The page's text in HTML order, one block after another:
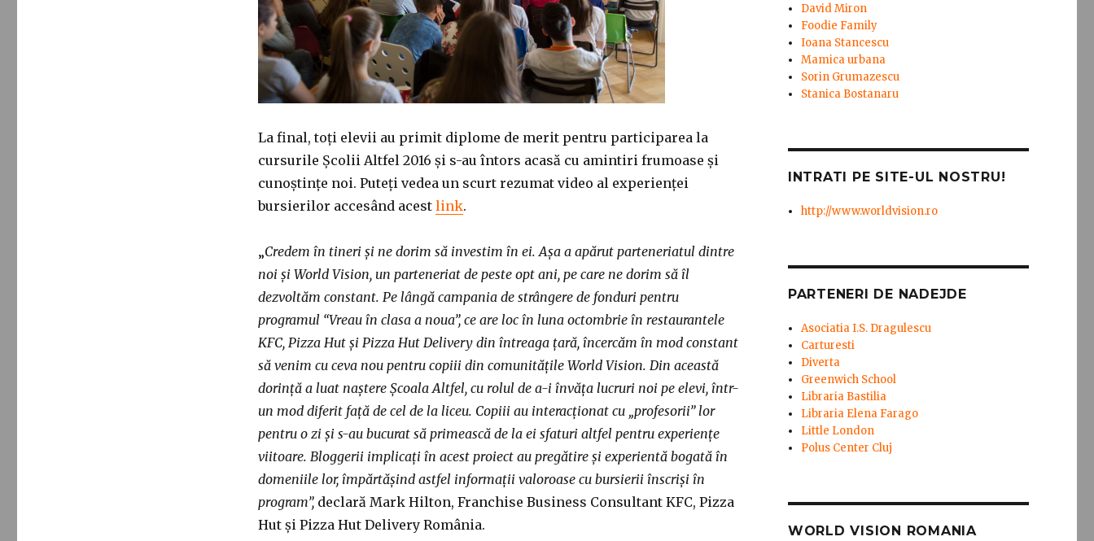
La final, toți elevii au primit diplome de merit pentru participarea la
cursurile Școlii Altfel 2016 și s-au întors acasă cu amintiri frumoase și
cunoștințe noi. Puteți vedea un scurt rezumat video al experienței
bursierilor accesând acest link.
„Credem în tineri și ne dorim să investim în ei. Așa a apărut parteneriatul dintre
noi și World Vision, un parteneriat de peste opt ani, pe care ne dorim să îl
dezvoltăm constant. Pe lângă campania de strângere de fonduri pentru
programul “Vreau în clasa a noua”, ce are loc în luna octombrie în restaurantele
KFC, Pizza Hut și Pizza Hut Delivery din întreaga țară, încercăm în mod constant
să venim cu ceva nou pentru copiii din comunitățile World Vision. Din această
dorință a luat naștere Școala Altfel, cu rolul de a-i învăța lucruri noi pe elevi, într-
un mod diferit față de cel de la liceu. Copiii au interacționat cu „profesorii” lor
pentru o zi și s-au bucurat să primească de la ei sfaturi altfel pentru experiențe
viitoare. Bloggerii implicați în acest proiect au pregătire și experientă bogată în
domeniile lor, împărtășind astfel informații valoroase cu bursierii înscriși în
program”, declară Mark Hilton, Franchise Business Consultant KFC, Pizza
Hut și Pizza Hut Delivery România.
David Miron
Foodie Family
Ioana Stancescu
Mamica urbana
Sorin Grumazescu
Stanica Bostanaru
INTRATI PE SITE-UL NOSTRU!
http://www.worldvision.ro
PARTENERI DE NADEJDE
Asociatia I.S. Dragulescu
Carturesti
Diverta
Greenwich School
Libraria Bastilia
Libraria Elena Farago
Little London
Polus Center Cluj
WORLD VISION ROMANIA